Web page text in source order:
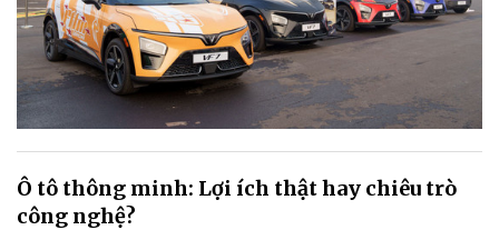
Ô tô thông minh: Lợi ích thật hay chiêu trò
công nghệ?